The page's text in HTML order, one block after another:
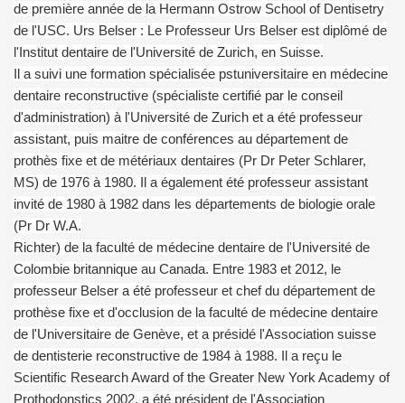
de première année de la Hermann Ostrow School of Dentisetry
de l'USC. Urs Belser : Le Professeur Urs Belser est diplômé de
l'Institut dentaire de l'Université de Zurich, en Suisse.
Il a suivi une formation spécialisée pstuniversitaire en médecine
dentaire reconstructive (spécialiste certifié par le conseil
d'administration) à l'Université de Zurich et a été professeur
assistant, puis maitre de conférences au département de
prothès fixe et de métériaux dentaires (Pr Dr Peter Schlarer,
MS) de 1976 à 1980. Il a également été professeur assistant
invité de 1980 à 1982 dans les départements de biologie orale
(Pr Dr W.A.
Richter) de la faculté de médecine dentaire de l'Université de
Colombie britannique au Canada. Entre 1983 et 2012, le
professeur Belser a été professeur et chef du département de
prothèse fixe et d'occlusion de la faculté de médecine dentaire
de l'Universitaire de Genève, et a présidé l'Association suisse
de dentisterie reconstructive de 1984 à 1988. Il a reçu le
Scientific Research Award of the Greater New York Academy of
Prothodonstics 2002, a été président de l'Association